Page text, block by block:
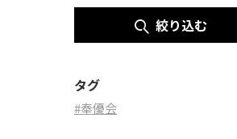
絞り込む
タグ
#奉優会